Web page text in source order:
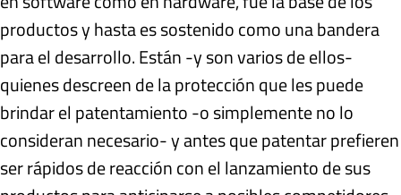
productos y hasta es sostenido como una bandera
para el desarrollo. Están -y son varios de ellos-
quienes descreen de la protección que les puede
brindar el patentamiento -o simplemente no lo
consideran necesario- y antes que patentar prefieren
ser rápidos de reacción con el lanzamiento de sus